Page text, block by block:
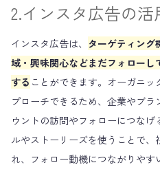
2.インスタ広告の活
インスタ広告は、 ターゲティング
域・興味関心などまだフォロー
する ことができます。オーガニ
プローチできるため、企業やブ
ウントの訪問やフォローにつな
ルやストーリーズを使うことで、
れ、フォロー動機につながりやす